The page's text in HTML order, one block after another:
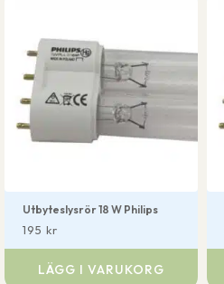
Utbyteslysrör 18 W Philips
195 kr
LÄGG I VARUKORG